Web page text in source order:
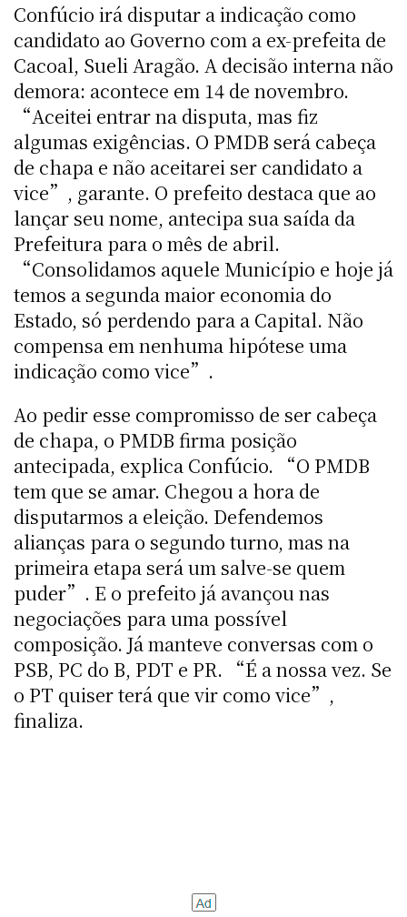
Confúcio irá disputar a indicação como
candidato ao Governo com a ex-prefeita de
Cacoal, Sueli Aragão. A decisão interna não
demora: acontece em 14 de novembro.
“Aceitei entrar na disputa, mas fiz
algumas exigências. O PMDB será cabeça
de chapa e não aceitarei ser candidato a
vice”, garante. O prefeito destaca que ao
lançar seu nome, antecipa sua saída da
Prefeitura para o mês de abril.
“Consolidamos aquele Município e hoje já
temos a segunda maior economia do
Estado, só perdendo para a Capital. Não
compensa em nenhuma hipótese uma
indicação como vice”.
Ao pedir esse compromisso de ser cabeça
de chapa, o PMDB firma posição
antecipada, explica Confúcio. “O PMDB
tem que se amar. Chegou a hora de
disputarmos a eleição. Defendemos
alianças para o segundo turno, mas na
primeira etapa será um salve-se quem
puder”. E o prefeito já avançou nas
negociações para uma possível
composição. Já manteve conversas com o
PSB, PC do B, PDT e PR. “É a nossa vez. Se
o PT quiser terá que vir como vice”,
finaliza.